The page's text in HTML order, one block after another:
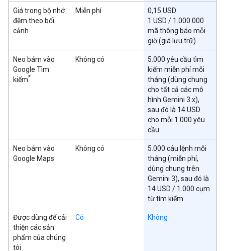
Giá trong bộ nhớ
đệm theo bối
cảnh
Miễn phí
0,15 USD
1 USD / 1.000.000
mã thông báo mỗi
giờ (giá lưu trữ)
Neo bám vào
Google Tìm
kiếm*
Không có
5.000 yêu cầu tìm
kiếm miễn phí mỗi
tháng (dùng chung
cho tất cả các mô
hình Gemini 3.x),
sau đó là 14 USD
cho mỗi 1.000 yêu
cầu.
Neo bám vào
Google Maps
Không có
5.000 câu lệnh mỗi
tháng (miễn phí,
dùng chung trên
Gemini 3), sau đó là
14 USD / 1.000 cụm
từ tìm kiếm
Được dùng để cải
thiện các sản
phẩm của chúng
tôi
Có Không